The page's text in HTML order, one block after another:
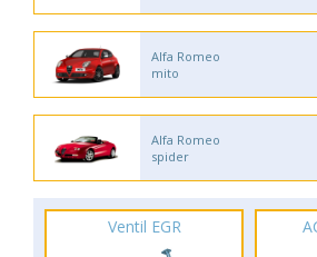
Alfa Romeo
mito
Alfa Romeo
spider
Ventil EGR